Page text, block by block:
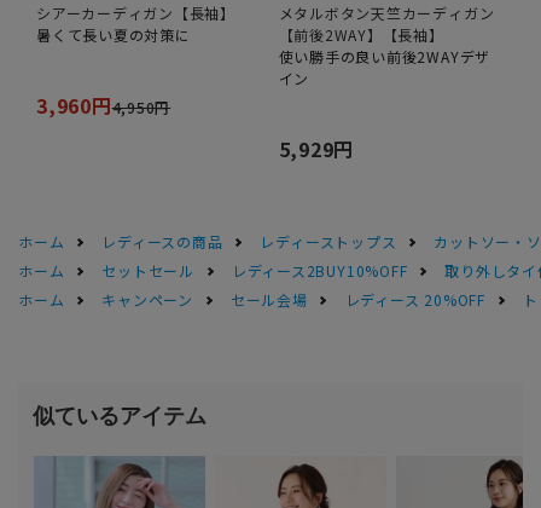
シアーカーディガン【長袖】
暑くて長い夏の対策に
3,960円4,950円
メタルボタン天竺カーディガン
【前後2WAY】【長袖】
使い勝手の良い前後2WAYデザ
イン
5,929円
ホーム レディースの商品 レディーストップス
カットソー・
ホーム
セットセール レディース2BUY10%OFF
取り外しタ
ホーム
キャンペーン セール会場 レディース 20%OFF